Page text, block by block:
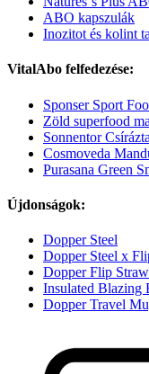
ABO kapszulák
Inozitot és kolint
VitalAbo felfedezése:
Sponser Sport
Zöld superfood
Sonnentor
Cosmoveda
Purasana Green
Újdonságok:
Dopper Steel
Dopper Steel x
Dopper Flip Straw
Insulated Blazing
Dopper Travel